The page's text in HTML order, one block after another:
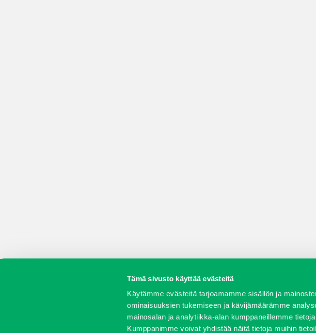
Tämä sivusto käyttää evästeitä
Käytämme evästeitä tarjoamamme sisällön ja
ominaisuuksien tukemiseen ja kävijämäärämme
mainosalan ja analytiikka-alan kumppaneillemme
Kumppanimme voivat yhdistää näitä tietoja muihin
Vaihtokoneet Kalusteet Huolto ja varaosat Verkkokauppa